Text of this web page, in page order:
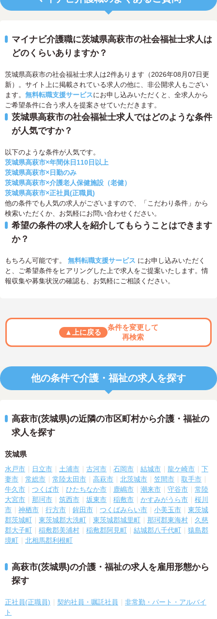
マイナビ介護職に茨城県高萩市の社会福祉士求人は
どのくらいありますか？
茨城県高萩市の社会福祉士求人は2件あります（2026年08月07日更
新）。サイト上に掲載されている求人の他に、非公開求人もござい
ます。 無料転職支援サービスにお申し込みいただくと、全求人から
ご希望条件に合う求人を提案させていただきます。
茨城県高萩市の社会福祉士求人ではどのような条件
が人気ですか？
以下のような条件が人気です。
茨城県高萩市×年間休日110日以上
茨城県高萩市×日勤のみ
茨城県高萩市×介護老人保健施設（老健）
茨城県高萩市×正社員(正職員)
他の条件でも人気の求人がございますので、「こだわり条件」から
検索いただくか、お気軽にお問い合わせください。
希望の条件の求人を紹介してもらうことはできます
か？
もちろん可能です。 無料転職支援サービス にお申し込みいただく
と、ご希望条件をヒアリングした上で求人をご提案いたします。情
報収集や募集状況の確認も、お気軽にご相談ください。
▲上に戻る
条件を変更して
再検索
他の条件で介護・福祉の求人を探す
高萩市(茨城県)の近隣の市区町村から介護・福祉の
求人を探す
茨城県
水戸市 日立市 土浦市 古河市 石岡市 結城市 龍ケ崎市
下
妻市
常総市 常陸太田市 高萩市 北茨城市 笠間市
取手市
牛久市
つくば市 ひたちなか市 鹿嶋市 潮来市 守谷市
常陸
大宮市
那珂市 筑西市 坂東市 稲敷市 かすみがうら市
桜川
市
神栖市 行方市 鉾田市 つくばみらい市 小美玉市
東茨城
郡茨城町
東茨城郡大洗町 東茨城郡城里町 那珂郡東海村
久慈
郡大子町
稲敷郡美浦村 稲敷郡阿見町 結城郡八千代町
猿島郡
境町
北相馬郡利根町
高萩市(茨城県)の介護・福祉の求人を雇用形態から
探す
正社員(正職員) 契約社員・嘱託社員
非常勤・パート・アルバイ
ト